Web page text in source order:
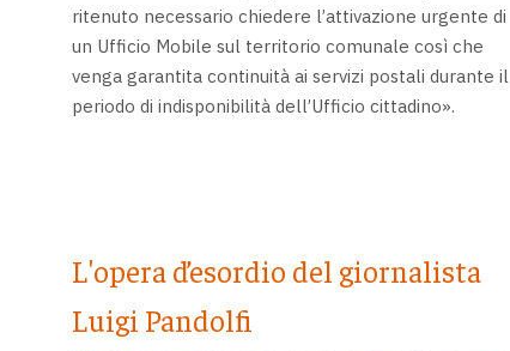
ritenuto necessario chiedere l’attivazione urgente di
un Ufficio Mobile sul territorio comunale così che
venga garantita continuità ai servizi postali durante il
periodo di indisponibilità dell’Ufficio cittadino».
L'opera d’esordio del giornalista
Luigi Pandolfi